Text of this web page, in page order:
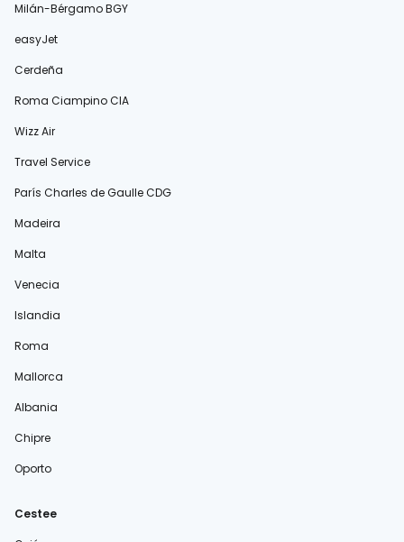
Milán-Bérgamo BGY
easyJet
Cerdeña
Roma Ciampino CIA
Wizz Air
Travel Service
París Charles de Gaulle CDG
Madeira
Malta
Venecia
Islandia
Roma
Mallorca
Albania
Chipre
Oporto
Cestee